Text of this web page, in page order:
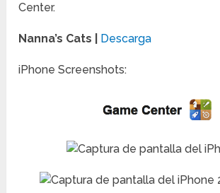
Center.
Nanna’s Cats | Descarga
iPhone Screenshots: